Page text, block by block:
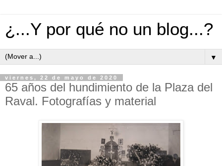
¿...Y por qué no un blog...?
▼
viernes, 22 de mayo de 2020
65 años del hundimiento de la Plaza del
Raval. Fotografías y material